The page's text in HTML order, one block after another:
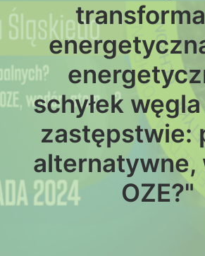
schyłek
zastępstwie:
alternatywne,
OZE?"